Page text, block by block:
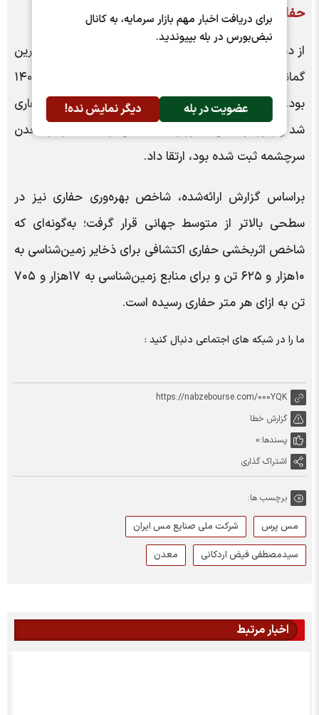
برای دریافت اخبار مهم بازار سرمایه، به کانال
نبض‌بورس در بله بپیوندید.
عضویت در بله دیگر نمایش نده!
حفاری در عمق؛ رکوردهای تازه در اکتشاف مس
از دیگر دستاوردهای شاخص این حوزه، ثبت رکورد عمیق‌ترین
گمانه اکتشافی کشور در معدن مس میدوک در سال ۱۴۰۴
بود. این گمانه با عمق بیش از ۲۲۰۰ متر و با قطر NQ حفاری
شد و رکورد پیشین کشور را که با بیش از ۲۱۰۰ متر در معدن
سرچشمه ثبت شده بود، ارتقا داد.
براساس گزارش ارائه‌شده، شاخص بهره‌وری حفاری نیز در
سطحی بالاتر از متوسط جهانی قرار گرفت؛ به‌گونه‌ای که
شاخص اثربخشی حفاری اکتشافی برای ذخایر زمین‌شناسی به
۱۰هزار و ۶۲۵ تن و برای منابع زمین‌شناسی به ۱۷هزار و ۷۰۵
تن به ازای هر متر حفاری رسیده است.
ما را در شبکه های اجتماعی دنبال کنید :
https://nabzebourse.com/000YQK
گزارش خطا
پسندها:0
اشتراک گذاری
برچسب ها:
مس پرس
شرکت ملی صنایع مس ایران
سیدمصطفی فیض اردکانی
معدن
اخبار مرتبط